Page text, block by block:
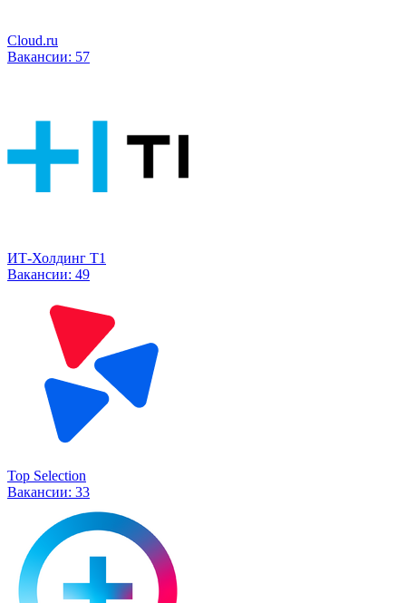
Cloud.ru
Вакансии: 57
ИТ-Холдинг Т1
Вакансии: 49
Top Selection
Вакансии: 33